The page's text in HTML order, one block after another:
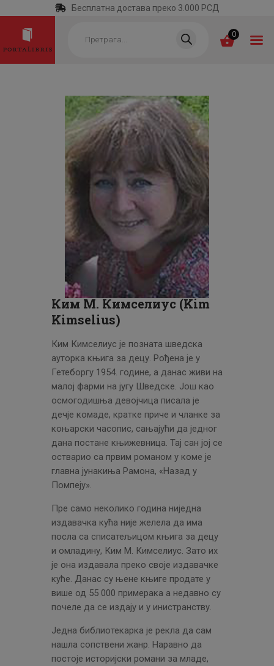
Бесплатна достава преко 3.000 РСД
search 0
ПОЧЕТНА
КАТЕГОРИЈЕ
НАЈПРОДАВАНИЈЕ
НОВЕ КЊИГЕ
ОТРГНУТО ОД
ЗАБОРАВА
АУТОРИ
АКТУЕЛНОСТИ
ЦЕНОВНИК
ПИСМО
Ким М. Кимселиус (Kim
Kimselius)
Ким Кимселиус је позната шведска
ауторка књига за децу. Рођена је у
Гетеборгу 1954. године, а данас живи на
малој фарми на југу Шведске. Још као
осмогодишња девојчица писала је
дечје комаде, кратке приче и чланке за
коњарски часопис, сањајући да једног
дана постане књижевница. Тај сан јој се
остварио са првим романом у коме је
главна јунакиња Рамона, «Назад у
Помпеју».
Пре само неколико година ниједна
издавачка кућа није желела да има
посла са списатељицом књига за децу
и омладину, Ким М. Кимселиус. Зато их
је она издавала преко своје издавачке
куће. Данас су њене књиге продате у
више од 55 000 примерака а недавно су
почеле да се издају и у инистранству.
Једна библиотекарка је рекла да сам
нашла сопствени жанр. Наравно да
постоје историјски романи за младе,